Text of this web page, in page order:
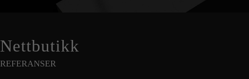
Nettbutikk
REFERANSER